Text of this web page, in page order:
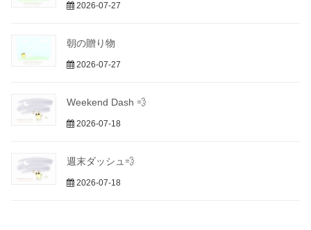
2026-07-27
朝の贈り物
2026-07-27
Weekend Dash 💨
2026-07-18
週末ダッシュ💨
2026-07-18